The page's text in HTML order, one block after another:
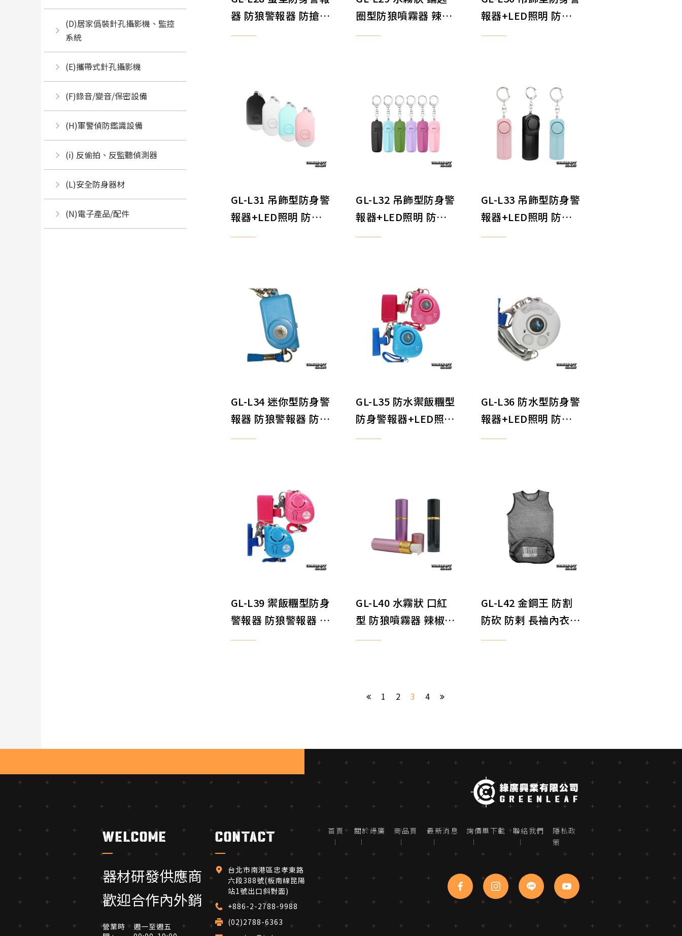
(D)居家僞裝針孔攝影機、監控
系統
(E)攜帶式針孔攝影機
(F)錄音/變音/保密設備
(H)軍警偵防鑑識設備
(i) 反偷拍、反監聽偵測器
(L)安全防身器材
(N)電子產品/配件
器 防狼警報器 防搶警
報器 地震求救警報器
圈型防狼噴霧器 辣椒
精 催淚辣椒水 20ml
報器+LED照明 防狼
警報器 防搶警報器 地
GL-L31 吊飾型防身警
報器+LED照明 防狼
警報器 防搶警報器 地
GL-L32 吊飾型防身警
報器+LED照明 防狼
警報器 防搶警報器 地
GL-L33 吊飾型防身警
報器+LED照明 防狼
警報器 防搶警報器 地
GL-L34 迷你型防身警
報器 防狼警報器 防搶
警報器 地震求救警報
GL-L35 防水禦飯糰型
防身警報器+LED照明
防狼警報器 防搶警報
GL-L36 防水型防身警
報器+LED照明 防狼
警報器 防搶警報器 地
GL-L39 禦飯糰型防身
警報器 防狼警報器 防
搶警報器 地震求救警
GL-L40 水霧狀 口紅
型 防狼噴霧器 辣椒水
防身噴霧器 辣椒精 防
GL-L42 金鋼王 防割
防砍 防剌 長袖內衣
背心 短袖背心
1 2 3 4
welcome
器材研發供應商
歡迎合作內外銷
營業時
週一至週五
contact
台北市南港區忠孝東路
六段388號(板南線昆陽
站1號出口斜對面)
+886-2-2788-9988
(02)2788-6363
首頁 關於綠廣 商品頁 最新消息 詢價單下載 聯絡我們
隱私政
策